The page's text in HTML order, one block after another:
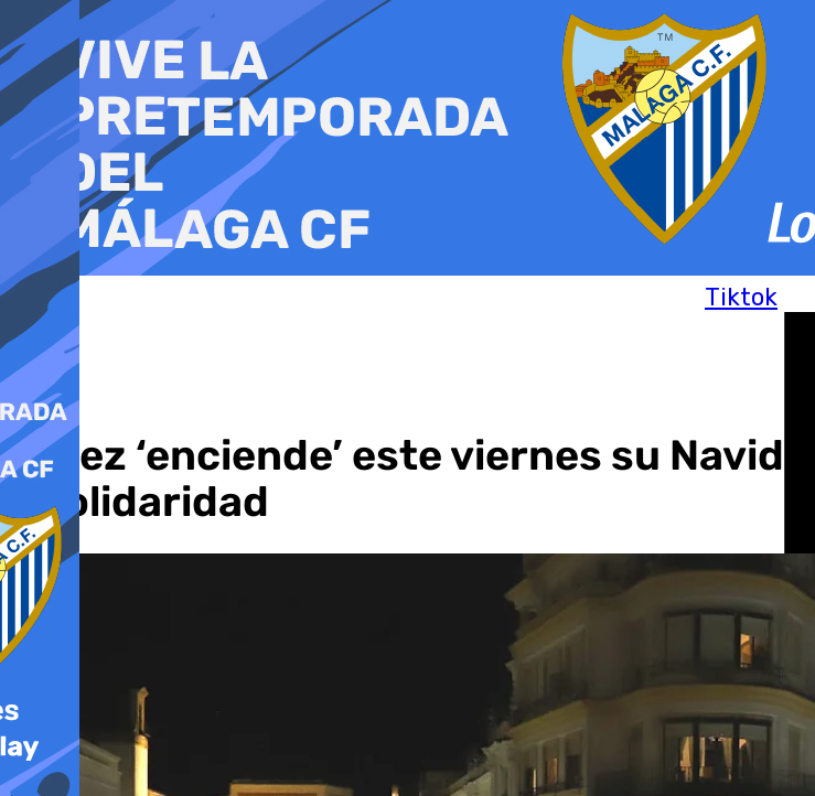
al
contenido
Tiktok
Jerez ‘enciende’ este viernes su
y solidaridad